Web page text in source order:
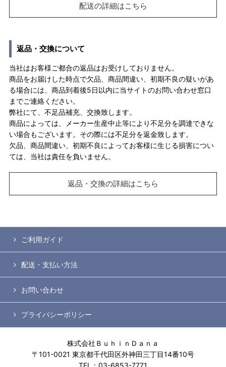
配送の詳細はこちら
返品・交換について
当社はお客様ご都合の返品はお受けしておりません。
商品をお届けした時点で欠品、商品間違い、初期不良の疑いがあ
る場合には、商品到着後5日以内に当サイトのお問い合わせ窓口
までご連絡ください。
弊社にて、不足品補充、交換致します。
商品によっては、メーカー生産中止等により不足分を調達できな
い場合もございます。その際には不足分を返金致します。
欠品、商品間違い、初期不良によってお客様に生じる損害につい
ては、当社は責任を負いません。
返品・交換の詳細はこちら
ご利用ガイド
配送・支払い方法
お問い合わせ
プライバシーポリシー
株式会社ＢｕｈｉｎＤａｎａ
〒101-0021 東京都千代田区外神田三丁目14番10号
TEL：03-6853-7771